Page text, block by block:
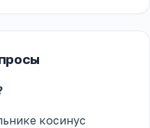
косинус